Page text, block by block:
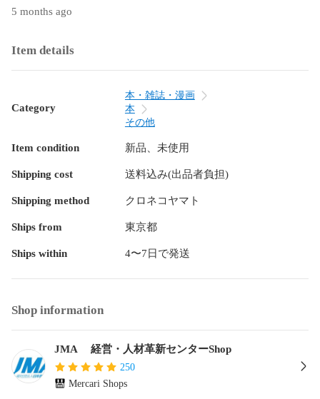
5 months ago
Item details
Category
本・雑誌・漫画
本
その他
Item condition 新品、未使用
Shipping cost 送料込み(出品者負担)
Shipping method クロネコヤマト
Ships from 東京都
Ships within 4〜7日で発送
Shop information
JMA 経営・人材革新センターShop
250
Mercari Shops